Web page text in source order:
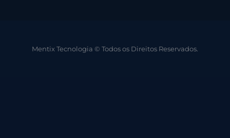
Mentix Tecnologia © Todos os Direitos Reservados.